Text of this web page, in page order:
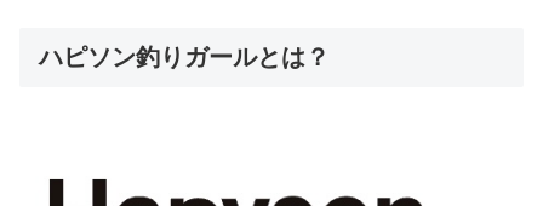
ハピソン釣りガールとは？